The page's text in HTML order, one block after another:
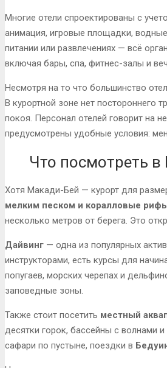
Многие отели спроектированы с
анимация, игровые площадки,
питании или развлечениях — всё
включая бары, спа, фитнес-залы и
Несмотря на то что большинство
В курортной зоне нет постороннего
покоя. Персонал отелей говорит на
предусмотрены удобные условия:
Что посмотреть
Хотя Макади-Бей — курорт для
мелким песком и коралловые
несколько метров от берега. Это
Дайвинг — одна из популярных
инструкторами, есть курсы для
попугаев, морских черепах и
заповедные зоны.
Также стоит посетить местный
десятки горок, бассейны с волнами
сафари по пустыне, поездки в